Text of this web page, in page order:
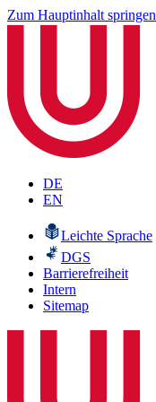
Zum Hauptinhalt springen
DE
EN
Leichte Sprache
DGS
Barrierefreiheit
Intern
Sitemap